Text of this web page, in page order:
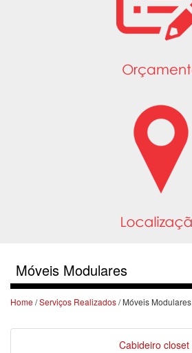
Móveis Modulares
Home/Serviços Realizados/ Móveis Modulares
Cabideiro closet